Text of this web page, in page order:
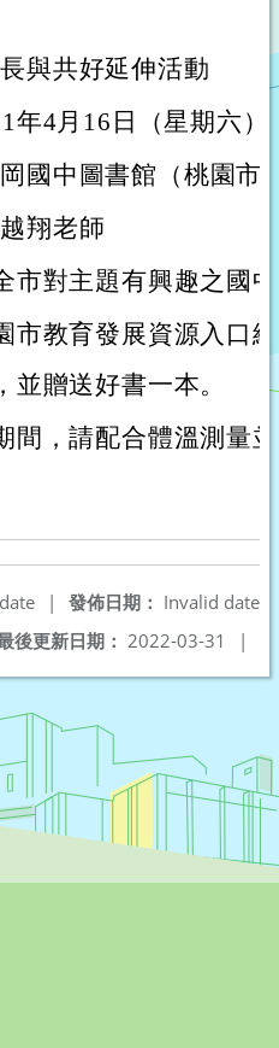
與共好延伸活動
年4月16日（星期六）
國中圖書館（桃園市
翔老師
市對主題有興趣之國
市教育發展資源入口
並贈送好書一本。
間，請配合體溫測量
發佈日期： Invalid date
|
後更新日期： 2022-03-31 |